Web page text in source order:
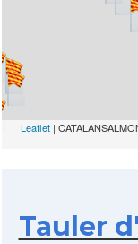
Leaflet |
Tauler